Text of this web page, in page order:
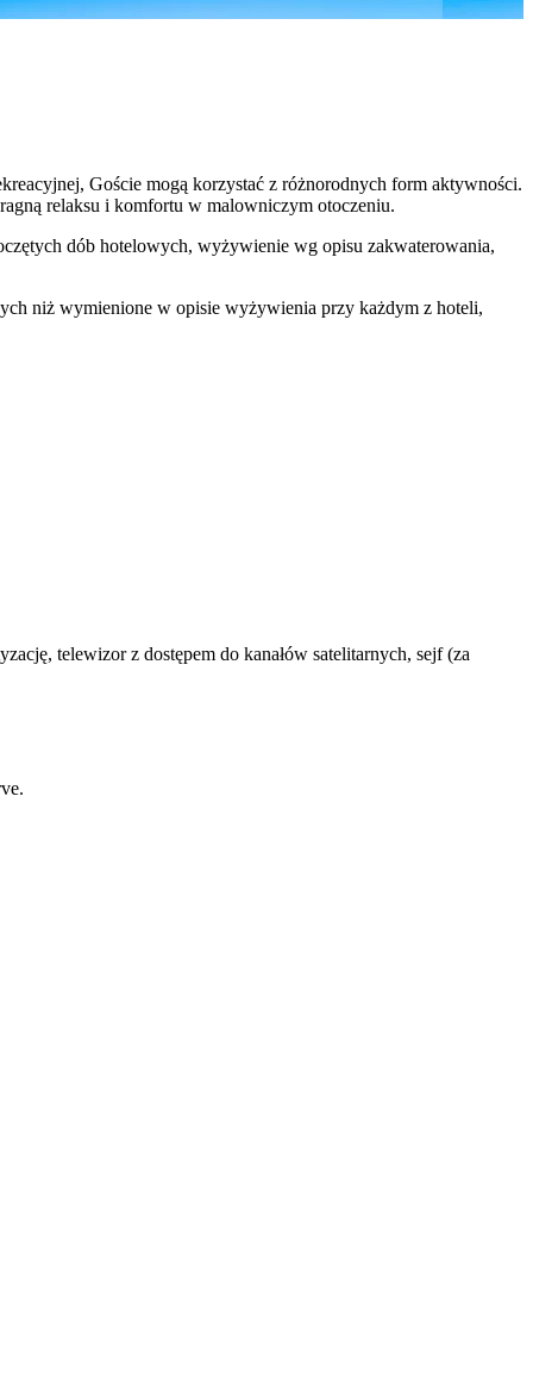
Goście mogą korzystać z różnorodnych form aktywności.
relaksu i komfortu w malowniczym otoczeniu.
dób hotelowych, wyżywienie wg opisu zakwaterowania,
niż wymienione w opisie wyżywienia przy każdym z hoteli,
telewizor z dostępem do kanałów satelitarnych, sejf (za